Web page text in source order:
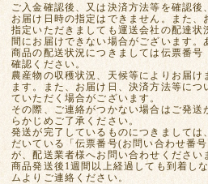
ご入金確認後、又は決済方法等を確認後
お届け日時の指定はできません。また
指定いただきましても運送会社の配達状
間にお届けできない場合がございます。
商品の配送状況につきましては伝票番号
確認ください。
農産物の収穫状況、天候等によりお届け
ます。また、お届け日、決済方法等に
ていただく場合がございます。
その際、ご連絡がつかない場合はご発送
らかじめご了承ください。
発送が完了しているものにつきましては
だいている「伝票番号(お問い合わせ番
が、配送業者様へお問い合わせください
商品発送後1週間以上経過しても到着し
ムよりご連絡ください。